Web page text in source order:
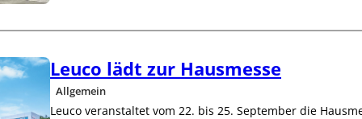
e
i
h
i
e
n
a
Leuco lädt zur Hausmesse
Allgemein
Leuco veranstaltet vom 22. bis 25. September die